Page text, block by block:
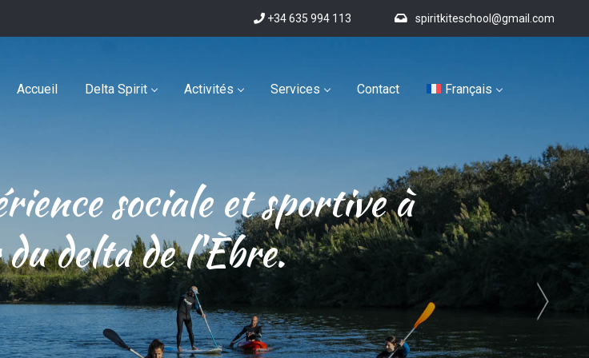
+34 635 994 113 spiritkiteschool@gmail.com
Accueil Delta Spirit Activités Services Contact Français
sociale et sportive à
delta de l'Èbre.